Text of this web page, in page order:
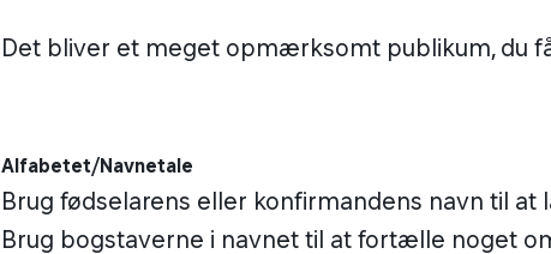
Det bliver et meget opmærksomt publikum, du
Alfabetet/Navnetale
Brug fødselarens eller konfirmandens navn til at
Brug bogstaverne i navnet til at fortælle noget